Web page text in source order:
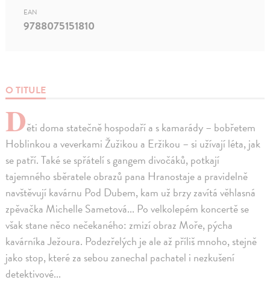
O TITULE
Děti doma statečně hospodaří a s kamarády – bobřetem
Hoblinkou a veverkami Žužikou a Eržikou – si užívají léta, jak
se patří. Také se spřátelí s gangem divočáků, potkají
tajemného sběratele obrazů pana Hranostaje a pravidelně
navštěvují kavárnu Pod Dubem, kam už brzy zavítá věhlasná
zpěvačka Michelle Sametová... Po velkolepém koncertě se
však stane něco nečekaného: zmizí obraz Moře, pýcha
kavárníka Ježoura. Podezřelých je ale až příliš mnoho, stejně
jako stop, které za sebou zanechal pachatel i nezkušení
detektivové...
EAN
9788075151810